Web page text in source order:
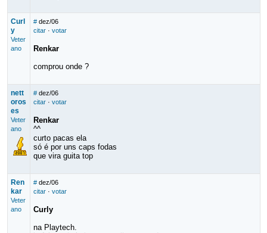
Curl
y
Veter
ano
# dez/06
citar· votar
Renkar
comprou onde ?
nett
oros
es
Veter
ano
# dez/06
citar· votar
Renkar
^^
curto pacas ela
só é por uns caps fodas
que vira guita top
Ren
kar
Veter
ano
# dez/06
citar· votar
Curly
na Playtech.